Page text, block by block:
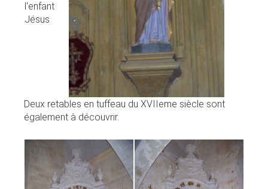
l'enfant
Jésus
Deux retables en tuffeau du XVIIeme siècle sont
également à découvrir.